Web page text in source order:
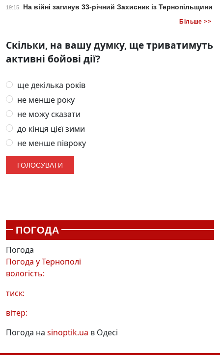
19:15 На війні загинув 33-річний Захисник із Тернопільщини
Більше >>
Скільки, на вашу думку, ще триватимуть
активні бойові дії?
ще декілька років
не менше року
не можу сказати
до кінця цієї зими
не менше півроку
ПОГОДА
Погода
Погода уТернополі
вологість:
тиск:
вітер:
Погода на sinoptik.ua в Одесі